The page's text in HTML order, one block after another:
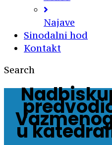
Najave
Sinodalni hod
Kontakt
Search
u